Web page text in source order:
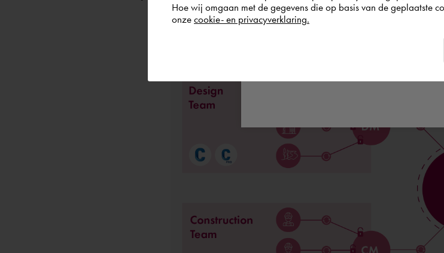
Hoe wij omgaan met de gegevens die op basis van de geplaatste
onze cookie- en privacyverklaring.